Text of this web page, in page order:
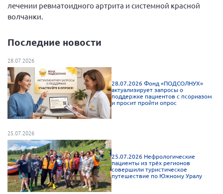
Первый съезд
Второй съезд
Третий съезд
Пятый съезд
Шестой съезд
ОФ «Фонд содействия больным рассеянным
склерозом»
Новости: Казахстан
Письма и официальные ответы
Нормативно-правовые документы
Методическая литература для НКО
лечении ревматоидного артрита и системной красной
волчанки.
Последние новости
28.07.2026
28.07.2026 Фонд «ПОДСОЛНУХ»
актуализирует запросы о
поддержке пациентов с псориазом
и просит пройти опрос
25.07.2026
25.07.2026 Нефрологические
пациенты из трёх регионов
совершили туристическое
путешествие по Южному Уралу